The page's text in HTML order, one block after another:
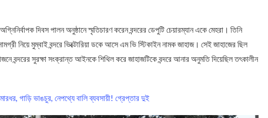
দিবস পালন অনুষ্ঠানে স্মৃতিচারণ করেন বন্দরের ডেপুটি চেয়ারম্যান একে মেহরা। তিনি
নিয়ে মুম্বাই বন্দরে ভিক্টোরিয়া ডকে আসে এম ভি স্টিকাইন নামক জাহাজ। সেই জাহাজের ছিল
সুরক্ষা সংক্রান্ত আইনকে শিথিল করে জাহাজটিকে বন্দরে আনার অনুমতি দিয়েছিল তৎকালীন
গাড়ি ভাঙচুর, নেপথ্যে বালি ব্যবসায়ী! গ্রেপ্তার দুই